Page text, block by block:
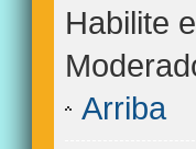
Habilite
Arriba